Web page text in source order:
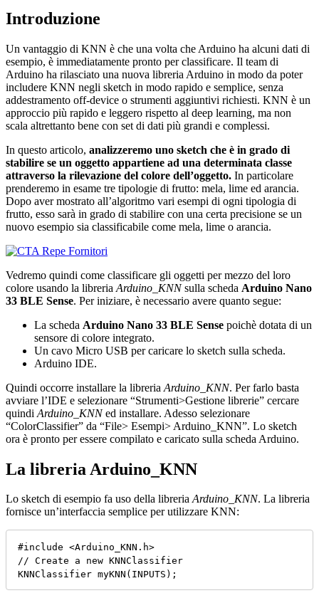
Introduzione
Un vantaggio di KNN è che una volta che Arduino ha alcuni dati di
esempio, è immediatamente pronto per classificare. Il team di
Arduino ha rilasciato una nuova libreria Arduino in modo da poter
includere KNN negli sketch in modo rapido e semplice, senza
addestramento off-device o strumenti aggiuntivi richiesti. KNN è un
approccio più rapido e leggero rispetto al deep learning, ma non
scala altrettanto bene con set di dati più grandi e complessi.
In questo articolo, analizzeremo uno sketch che è in grado di
stabilire se un oggetto appartiene ad una determinata classe
attraverso la rilevazione del colore dell’oggetto. In particolare
prenderemo in esame tre tipologie di frutto: mela, lime ed arancia.
Dopo aver mostrato all’algoritmo vari esempi di ogni tipologia di
frutto, esso sarà in grado di stabilire con una certa precisione se un
nuovo esempio sia classificabile come mela, lime o arancia.
Vedremo quindi come classificare gli oggetti per mezzo del loro
colore usando la libreria Arduino_KNNsulla scheda Arduino Nano
33 BLE Sense. Per iniziare, è necessario avere quanto segue:
La scheda Arduino Nano 33 BLE Sense poichè dotata di un
sensore di colore integrato.
Un cavo Micro USB per caricare lo sketch sulla scheda.
Arduino IDE.
Quindi occorre installare la libreria Arduino_KNN. Per farlo basta
avviare l’IDE e selezionare “Strumenti>Gestione librerie” cercare
quindi Arduino_KNNed installare. Adesso selezionare
“ColorClassifier” da “File> Esempi> Arduino_KNN”. Lo sketch
ora è pronto per essere compilato e caricato sulla scheda Arduino.
La libreria Arduino_KNN
Lo sketch di esempio fa uso della libreriaArduino_KNN. La libreria
fornisce un’interfaccia semplice per utilizzare KNN:
#include <Arduino_KNN.h>
// Create a new KNNClassifier
KNNClassifier myKNN(INPUTS);